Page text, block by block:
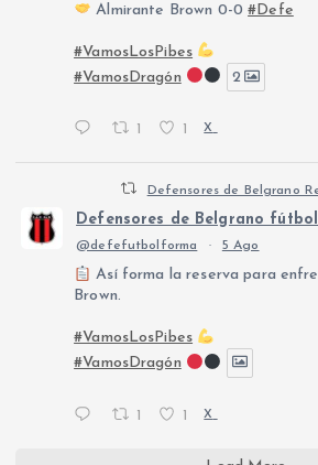
Almirante Brown 0-0#Defe
#VamosLosPibes
#VamosDragón
2
X
Defensores de Belgrano
Defensores de Belgrano
@defefutbolforma · 5 Ago
Así forma la reserva para
Brown.
#VamosLosPibes
#VamosDragón
1 1 X